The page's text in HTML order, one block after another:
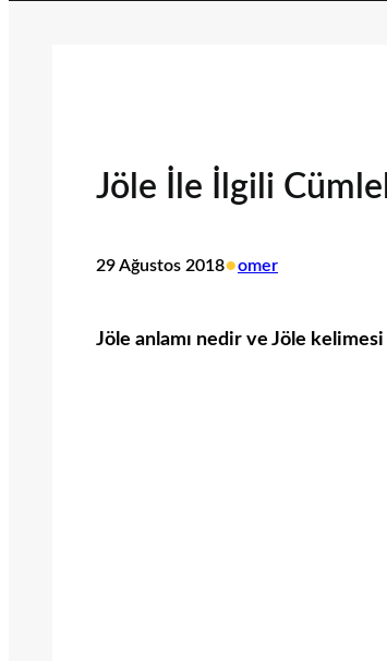
Jöle İle İlgili
29 Ağustos 2018•omer
Jöle anlamı nedir ve Jöle